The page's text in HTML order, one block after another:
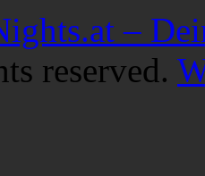
–
reserved.